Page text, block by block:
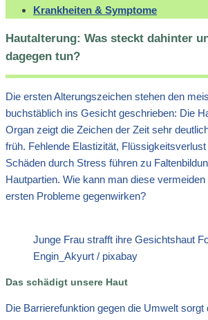
Krankheiten & Symptome
Hautalterung: Was steckt dahinter
dagegen tun?
Die ersten Alterungszeichen stehen den
buchstäblich ins Gesicht geschrieben: Die
Organ zeigt die Zeichen der Zeit sehr
früh. Fehlende Elastizität,
Schäden durch Stress führen zu
Hautpartien. Wie kann man diese
ersten Probleme gegenwirken?
Junge Frau strafft ihre Gesichtshaut
Engin_Akyurt / pixabay
Das schädigt unsere Haut
Die Barrierefunktion gegen die Umwelt sorgt